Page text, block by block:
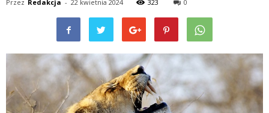
Przez Redakcja - 22 kwietnia 2024 323 0